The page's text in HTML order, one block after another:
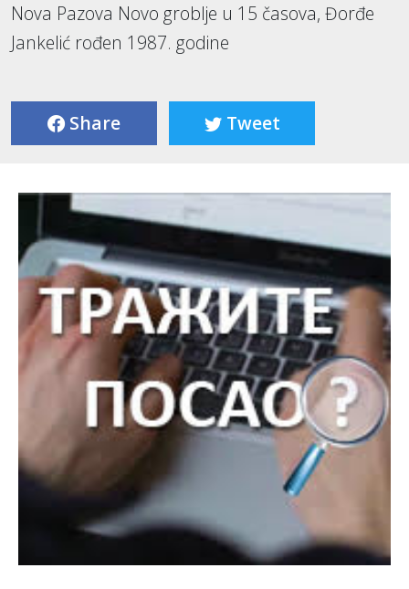
Nova Pazova Novo groblje u 15 časova, Đorđe
Jankelić rođen 1987. godine
Share Tweet